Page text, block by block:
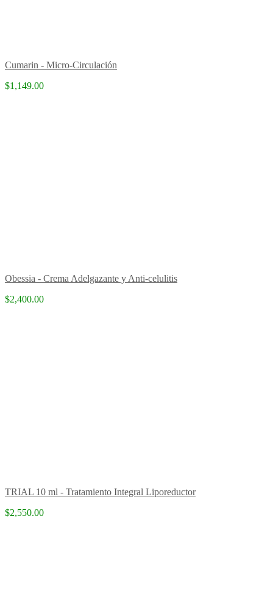
Cumarin - Micro-Circulación
$1,149.00
Obessia - Crema Adelgazante y Anti-celulitis
$2,400.00
TRIAL 10 ml - Tratamiento Integral Liporeductor
$2,550.00